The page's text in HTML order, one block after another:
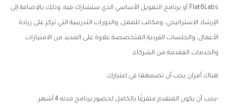
Flat6Labs أو برنامج التمويل الأساسي الذي ستشارك فيه، وذلك بالإضافة إلى
الإرشاد الاستراتيجي، ومكاتب للعمل، والدورات التدريبية التي تركز على ريادة
الأعمال، والجلسات الفردية المتخصصة علاوة على العديد من الامتيازات
والخدمات المقدمة من الشركاء.
هناك أمران يجب أن تضعهما في اعتبارك:
-يجب أن يكون المتقدم متفرغًا بالكامل لحضور برنامج مدته 4 أشهر.